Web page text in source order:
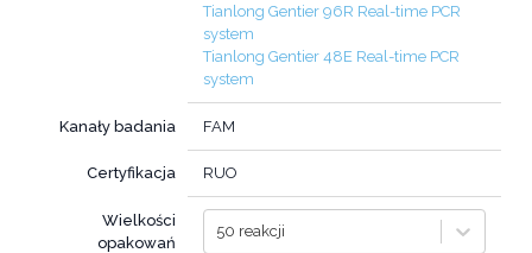
Tianlong Gentier 96R Real-time PCR
system
Tianlong Gentier 48E Real-time PCR
system
Kanały badania FAM
Certyfikacja RUO
Wielkości
opakowań
50 reakcji